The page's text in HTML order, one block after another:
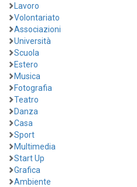
Lavoro
Volontariato
Associazioni
Università
Scuola
Estero
Musica
Fotografia
Teatro
Danza
Casa
Sport
Multimedia
Start Up
Grafica
Ambiente